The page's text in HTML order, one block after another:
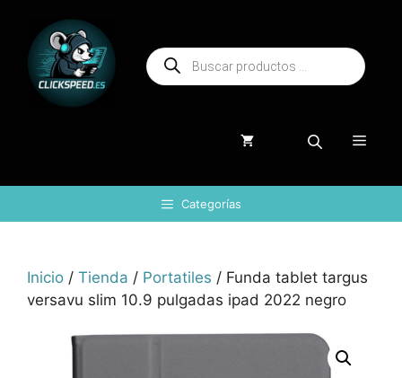
contenido
Búsqueda
de
productos
Menú
Categorías
Inicio / Tienda / Portatiles / Funda tablet targus
versavu slim 10.9 pulgadas ipad 2022 negro